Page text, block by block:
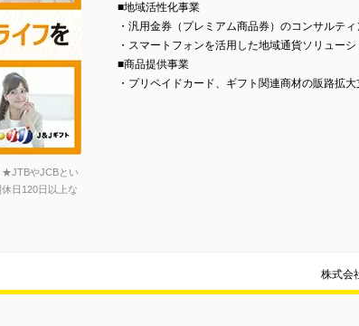
★JTBやJCBとい
日120日以上な
■地域活性化事業
・汎用金券（プレミアム商品券）のコンサルテ
・スマートフォンを活用した地域通貨ソリュー
■商品提供事業
・プリペイドカード、ギフト関連商材の販路拡
株式会